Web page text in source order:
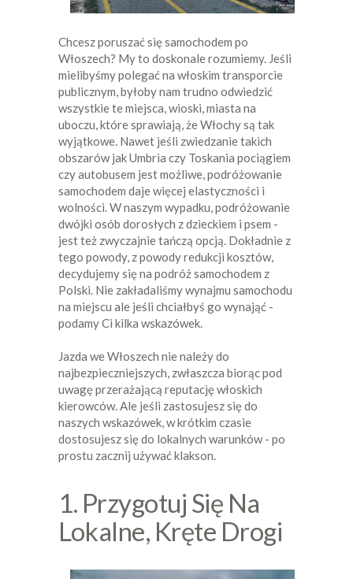
Chcesz poruszać się samochodem po
Włoszech? My to doskonale rozumiemy. Jeśli
mielibyśmy polegać na włoskim transporcie
publicznym, byłoby nam trudno odwiedzić
wszystkie te miejsca, wioski, miasta na
uboczu, które sprawiają, że Włochy są tak
wyjątkowe. Nawet jeśli zwiedzanie takich
obszarów jak Umbria czy Toskania pociągiem
czy autobusem jest możliwe, podróżowanie
samochodem daje więcej elastyczności i
wolności. W naszym wypadku, podróżowanie
dwójki osób dorosłych z dzieckiem i psem -
jest też zwyczajnie tańczą opcją. Dokładnie z
tego powody, z powody redukcji kosztów,
decydujemy się na podróż samochodem z
Polski. Nie zakładaliśmy wynajmu samochodu
na miejscu ale jeśli chciałbyś go wynająć -
podamy Ci kilka wskazówek.
Jazda we Włoszech nie należy do
najbezpieczniejszych, zwłaszcza biorąc pod
uwagę przerażającą reputację włoskich
kierowców. Ale jeśli zastosujesz się do
naszych wskazówek, w krótkim czasie
dostosujesz się do lokalnych warunków - po
prostu zacznij używać klakson.
1. Przygotuj Się Na
Lokalne, Kręte Drogi